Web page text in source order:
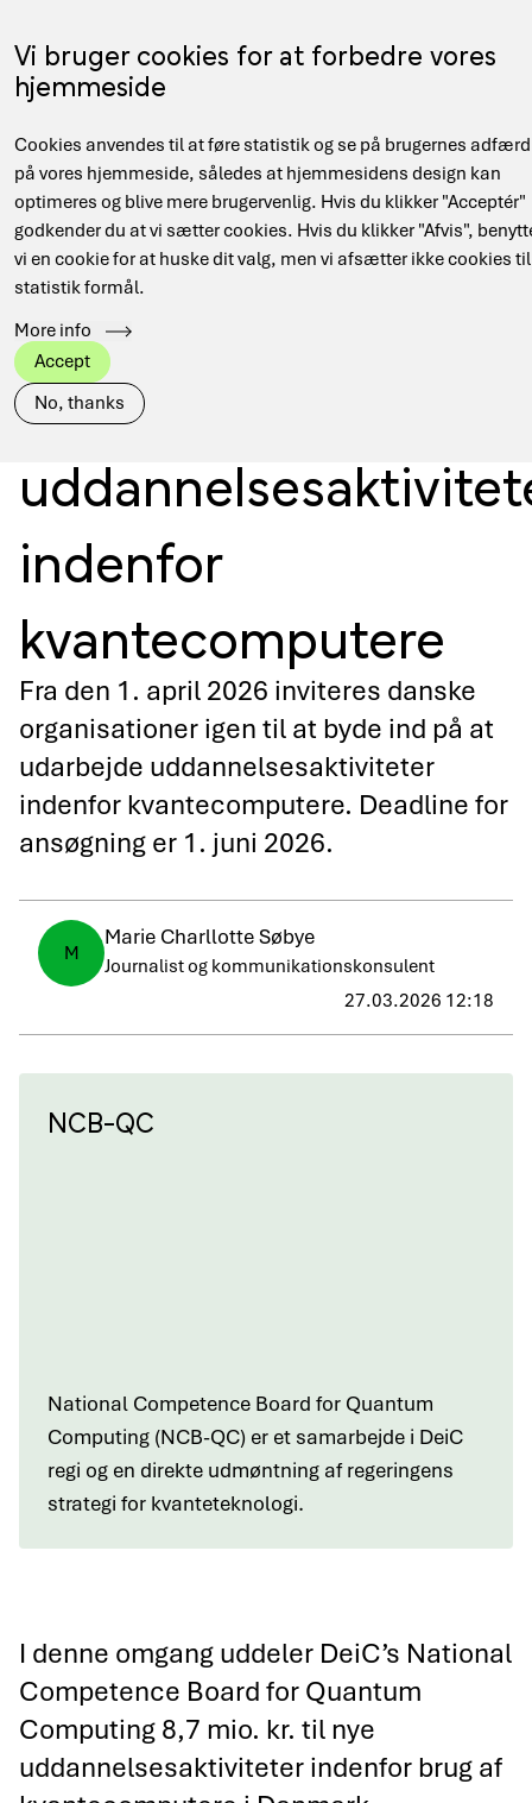
Vi bruger cookies for at forbedre vores
hjemmeside
Cookies anvendes til at føre statistik og se på brugernes adfærd
på vores hjemmeside, således at hjemmesidens design kan
optimeres og blive mere brugervenlig. Hvis du klikker "Acceptér"
godkender du at vi sætter cookies. Hvis du klikker "Afvis",
vi en cookie for at huske dit valg, men vi afsætter ikke cookies til
statistik formål.
More info
Accept
No, thanks
til
hovedindhold
EN
Main
navigation
Brødkrumme
Hjem Nyheder
Kvantekald: DeiCs uddeler igen midler til
uddannelsesaktiviteter indenfor kvantecomputere
Kvantekald: DeiCs
uddeler igen midler
indenfor
kvantecomputere
Fra den 1. april 2026 inviteres danske
organisationer igen til at byde ind på at
udarbejde uddannelsesaktiviteter
indenfor kvantecomputere. Deadline for
ansøgning er 1. juni 2026.
M
Marie Charllotte Søbye
Journalist og kommunikationskonsulent
27.03.2026 12:18
NCB-QC
National Competence Board for Quantum
Computing (NCB-QC) er et samarbejde i DeiC
regi og en direkte udmøntning af regeringens
strategi for kvanteteknologi.
I denne omgang uddeler DeiC’s National
Competence Board for Quantum
Computing 8,7 mio. kr. til nye
uddannelsesaktiviteter indenfor brug af